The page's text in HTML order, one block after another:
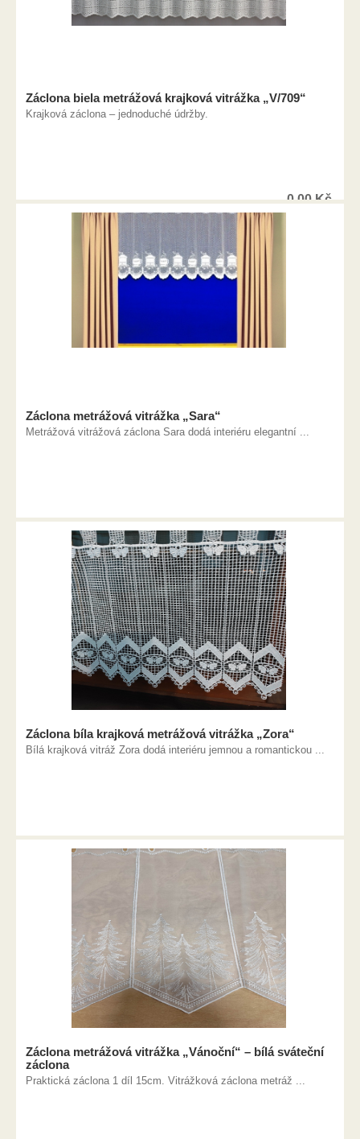
Záclona biela metrážová krajková vitrážka „V/709“
Krajková záclona – jednoduché údržby.
0,00Kč
Záclona metrážová vitrážka „Sara“
Metrážová vitrážová záclona Sara dodá interiéru elegantní ...
Záclona bíla krajková metrážová vitrážka „Zora“
Bílá krajková vitráž Zora dodá interiéru jemnou a romantickou ...
Záclona metrážová vitrážka „Vánoční“ – bílá sváteční
záclona
Praktická záclona 1 díl 15cm. Vitrážková záclona metráž ...